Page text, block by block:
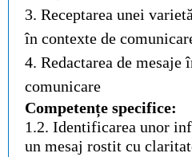
3. Receptarea unei
în contexte de
4. Redactarea de
comunicare
Competențe specifice:
1.2. Identificarea unor
un mesaj rostit cu